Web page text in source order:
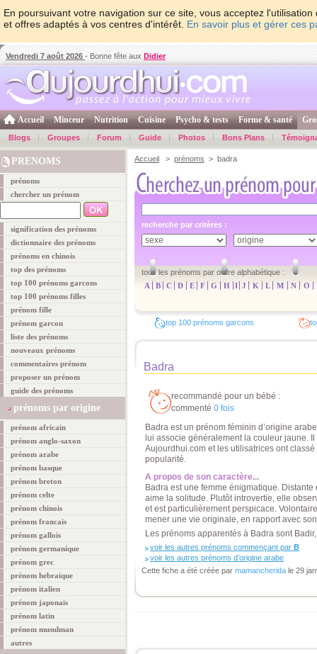
En poursuivant votre navigation sur ce site, vous acceptez
et offres adaptés à vos centres d'intérêt. En savoir plus et gérer ces
Vendredi 7 août 2026 - Bonne fête aux Didier
Accueil Minceur Nutrition Cuisine Psycho & tests Forme & santé
Blogs Groupes Forum Guide Photos Bons Plans
PRENOMS
prénoms
chercher un prénom
signification des prénoms
dictionnaire des prénoms
prénoms en chinois
top des prénoms
top 100 prénoms garcons
top 100 prénoms filles
prénom fille
prénom garcon
liste des prénoms
nouveaux prénoms
commentaires prénom
proposer un prénom
guide des prénoms
prénoms par origine
prénom africain
prénom anglo-saxon
prénom arabe
prénom basque
prénom breton
prénom celte
prénom chinois
prénom francais
prénom gallois
prénom germanique
prénom grec
prénom hebraique
prénom italien
prénom japonais
prénom latin
prénom musulman
autres
Accueil > prénoms > badra
recherche par critères :
tous les prénoms par ordre alphabétique :
A
B C D E F G H I J K L M N O
top 100 prénoms garcons
Badra
recommandé pour un bébé :
commenté 0 fois
Badra est un prénom féminin d’origine
lui associe généralement la couleur jaune.
Aujourdhui.com et les utilisatrices ont
popularité.
A propos de son caractère...
Badra est une femme énigmatique.
aime la solitude. Plutôt introvertie, elle
et est particulièrement perspicace.
mener une vie originale, en rapport avec
Les prénoms apparentés à Badra sont
voir les autres prénoms commençant par B
voir les autres prénoms d’origine arabe
Cette fiche a été créée par mamancherida le 29